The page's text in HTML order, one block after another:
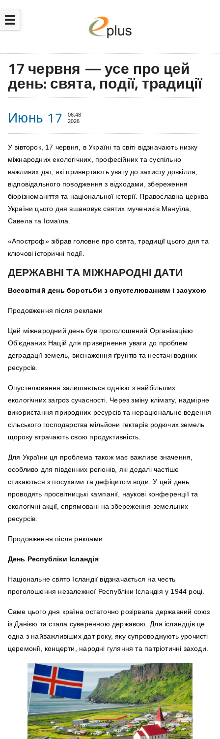
☰
17 червня — усе про цей
день: свята, події, традиції
Июнь 17
06:48
2026
У вівторок, 17 червня, в Україні та світі відзначають низку
міжнародних екологічних, професійних та суспільно
важливих дат, які привертають увагу до захисту довкілля,
відповідального поводження з відходами, збереження
біорізноманіття та національної історії. Православна церква
України цього дня вшановує святих мучеників Мануїла,
Савела та Ісмаїла.
«Апостроф» зібрав головне про свята, традиції цього дня та
ключові історичні події.
ДЕРЖАВНІ ТА МІЖНАРОДНІ ДАТИ
Всесвітній день боротьби з опустелюванням і засухою
Продовження після реклами
Цей міжнародний день був проголошений Організацією
Об’єднаних Націй для привернення уваги до проблем
деградації земель, виснаження ґрунтів та нестачі водних
ресурсів.
Опустелювання залишається однією з найбільших
екологічних загроз сучасності. Через зміну клімату, надмірне
використання природних ресурсів та нераціональне ведення
сільського господарства мільйони гектарів родючих земель
щороку втрачають свою продуктивність.
Для України ця проблема також має важливе значення,
особливо для південних регіонів, які дедалі частіше
стикаються з посухами та дефіцитом води. У цей день
проводять просвітницькі кампанії, наукові конференції та
екологічні акції, спрямовані на збереження земельних
ресурсів.
Продовження після реклами
День Республіки Ісландія
Національне свято Ісландії відзначається на честь
проголошення незалежної Республіки Ісландія у 1944 році.
Саме цього дня країна остаточно розірвала державний союз
із Данією та стала суверенною державою. Для ісландців це
одна з найважливіших дат року, яку супроводжують урочисті
церемонії, концерти, народні гуляння та патріотичні заходи.